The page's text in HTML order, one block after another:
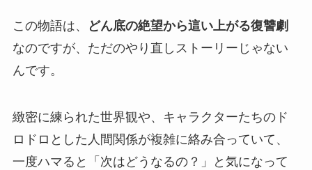
この物語は、
どん底の絶望から這い上がる復讐劇
なのですが、ただのやり直しストーリーじゃない
んです。
緻密に練られた世界観や、キャラクターたちのド
ロドロとした人間関係が複雑に絡み合っていて、
一度ハマると「次はどうなるの？」と気になって